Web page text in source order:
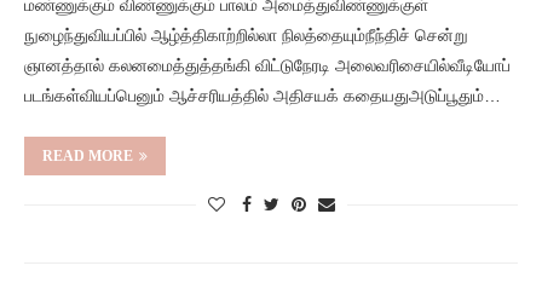
மண்ணுக்கும் விண்ணுக்கும் பாலம் அமைத்துவிண்ணுக்குள்
நுழைந்துவியப்பில் ஆழ்த்திகாற்றில்லா நிலத்தையும்நீந்திச் சென்று
ஞானத்தால் கலனமைத்துத்தங்கி விட்டுநேரடி அலைவரிசையில்வீடியோப்
படங்கள்வியப்பெனும் ஆச்சரியத்தில் அதிசயக் கதையதுஅடுப்பூதும்…
READ MORE